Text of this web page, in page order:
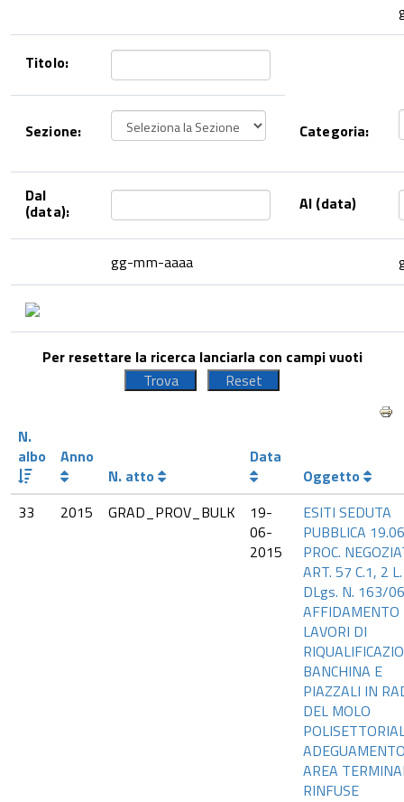
Titolo:
Sezione: Categoria:
Dal
(data): Al (data)
gg-mm-aaaa
Per resettare la ricerca lanciarla con campi vuoti
N.
albo
Anno
N. atto
Data
Oggetto
33
2015 GRAD_PROV_BULK
19-
06-
2015
ESITI SEDUTA
PUBBLICA
PROC.
ART. 57 C.1, 2
DLgs. N. 163/
AFFIDAMENTO
LAVORI DI
BANCHINA E
PIAZZALI IN
DEL MOLO
AREA
RINFUSE